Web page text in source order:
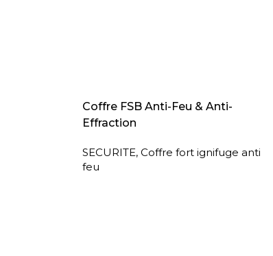
LIRE LA SUITE
Coffre FSB Anti-Feu & Anti-
Effraction
SECURITE, Coffre fort ignifuge anti
feu